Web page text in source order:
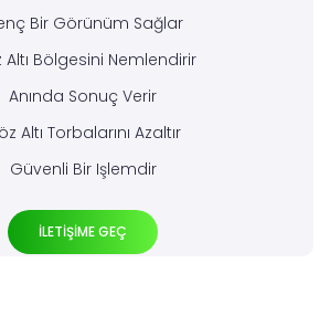
Bir Görünüm Sağlar
Altı Bölgesini Nemlendirir
Anında Sonuç Verir
Altı Torbalarını Azaltır
Güvenli Bir Işlemdir
İLETİŞİME GEÇ